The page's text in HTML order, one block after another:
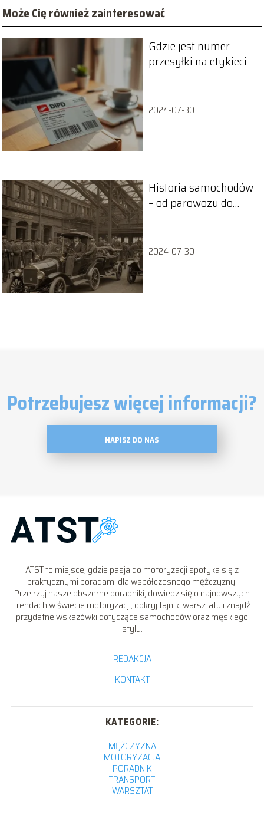
Może Cię również zainteresować
Gdzie jest numer
przesyłki na etykiecie
2024-07-30
Historia samochodów
– od parowozu do
2024-07-30
Potrzebujesz więcej informacji?
NAPISZ DO NAS
ATST to miejsce, gdzie pasja do motoryzacji spotyka się z
praktycznymi poradami dla współczesnego mężczyzny.
Przejrzyj nasze obszerne poradniki, dowiedz się o najnowszych
trendach w świecie motoryzacji, odkryj tajniki warsztatu i znajdź
przydatne wskazówki dotyczące samochodów oraz męskiego
stylu.
REDAKCJA
KONTAKT
KATEGORIE:
MĘŻCZYZNA
MOTORYZACJA
PORADNIK
TRANSPORT
WARSZTAT